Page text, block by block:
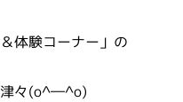
体験コーナー」の
津々(o^―^o)